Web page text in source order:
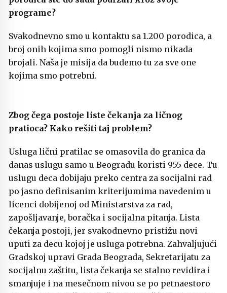
programe?
Svakodnevno smo u kontaktu sa 1.200 porodica, a
broj onih kojima smo pomogli nismo nikada
brojali. Naša je misija da budemo tu za sve one
kojima smo potrebni.
Zbog čega postoje liste čekanja za ličnog
pratioca? Kako rešiti taj problem?
Usluga lični pratilac se omasovila do granica da
danas uslugu samo u Beogradu koristi 955 dece. Tu
uslugu deca dobijaju preko centra za socijalni rad
po jasno definisanim kriterijumima navedenim u
licenci dobijenoj od Ministarstva za rad,
zapošljavanje, boračka i socijalna pitanja. Lista
čekanja postoji, jer svakodnevno pristižu novi
uputi za decu kojoj je usluga potrebna. Zahvaljujući
Gradskoj upravi Grada Beograda, Sekretarijatu za
socijalnu zaštitu, lista čekanja se stalno revidira i
smanjuje i na mesečnom nivou se po petnaestoro